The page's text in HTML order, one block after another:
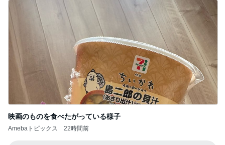
映画のものを食べたがっている様子
Amebaトピックス 22時間前